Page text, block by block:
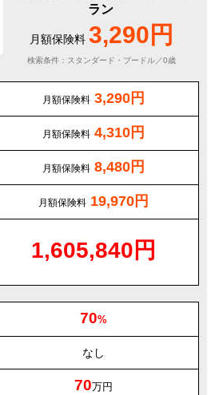
ラン
月額保険料 3,290円
検索条件：スタンダード・プードル／0歳
月額保険料 3,290円
月額保険料 4,310円
月額保険料 8,480円
月額保険料 19,970円
1,605,840円
70%
なし
70万円